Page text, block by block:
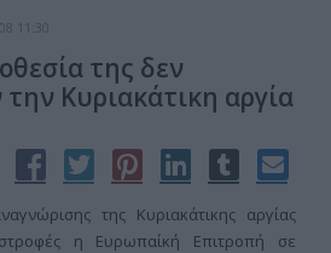
11:30
της δεν
Κυριακάτικη αργία
της Κυριακάτικης αργίας
η Ευρωπαίκή Επιτροπή σε